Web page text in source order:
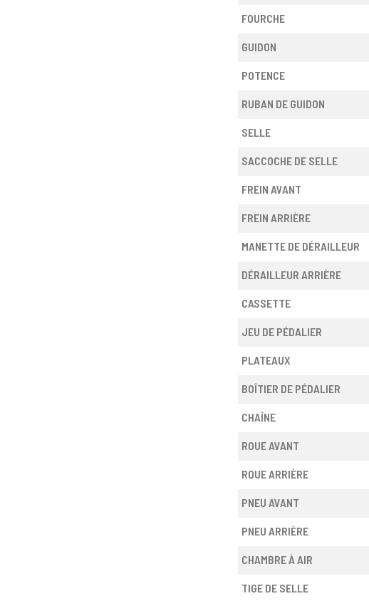
FOURCHE
GUIDON
POTENCE
RUBAN DE GUIDON
SELLE
SACCOCHE DE SELLE
FREIN AVANT
FREIN ARRIÈRE
MANETTE DE DÉRAILLEUR
DÉRAILLEUR ARRIÈRE
CASSETTE
JEU DE PÉDALIER
PLATEAUX
BOÎTIER DE PÉDALIER
CHAÎNE
ROUE AVANT
ROUE ARRIÈRE
PNEU AVANT
PNEU ARRIÈRE
CHAMBRE À AIR
TIGE DE SELLE